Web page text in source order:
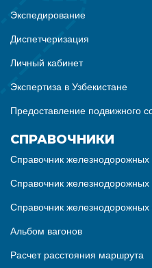
Экспедирование
Диспетчеризация
Личный кабинет
Экспертиза в Узбекистане
Предоставление подвижного
СПРАВОЧНИКИ
Справочник
Справочник железнодорожных
Справочник железнодорожных
Альбом вагонов
Расчет расстояния маршрута